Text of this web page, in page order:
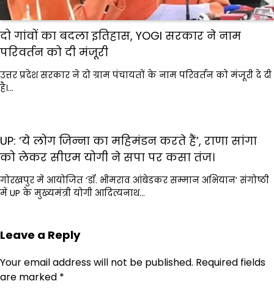
दो गांवों का बदला इतिहास, YOGI सरकार ने नाम
परिवर्तन को दी मंजूरी
उत्तर प्रदेश सरकार ने दो ग्राम पंचायतों के नाम परिवर्तन को मंजूरी दे दी
है।…
UP: ‘ये लोग जिन्ना का महिमंडन करते हैं’, राणा सांगा
को लेकर सीएम योगी ने सपा पर कसा तंज।
गोरखपुर में आयोजित ‘डॉ. भीमराव आंबेडकर सम्मान अभियान’ संगोष्ठी
में UP के मुख्यमंत्री योगी आदित्यनाथ…
Leave a Reply
Your email address will not be published. Required fields
are marked *